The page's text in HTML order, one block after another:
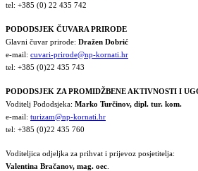
tel: +385 (0) 22 435 742
PODODSJEK ČUVARA PRIRODE
Glavni čuvar prirode: Dražen Dobrić
e-mail: cuvari-prirode@np-kornati.hr
tel: +385 (0)22 435 743
PODODSJEK ZA PROMIDŽBENE AKTIVNOSTI I
Voditelj Pododsjeka: Marko Turčinov, dipl. tur. kom.
e-mail: turizam@np-kornati.hr
tel: +385 (0)22 435 760
Voditeljica odjeljka za prihvat i prijevoz posjetitelja:
Valentina Bračanov, mag. oec